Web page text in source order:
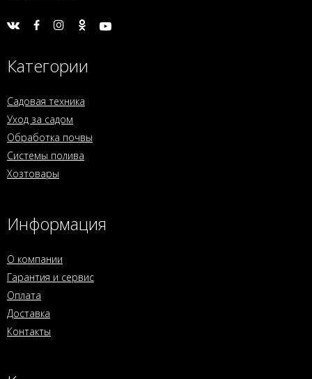
Категории
Садовая техника
Уход за садом
Обработка почвы
Системы полива
Хозтовары
Информация
О компании
Гарантия и сервис
Оплата
Доставка
Контакты